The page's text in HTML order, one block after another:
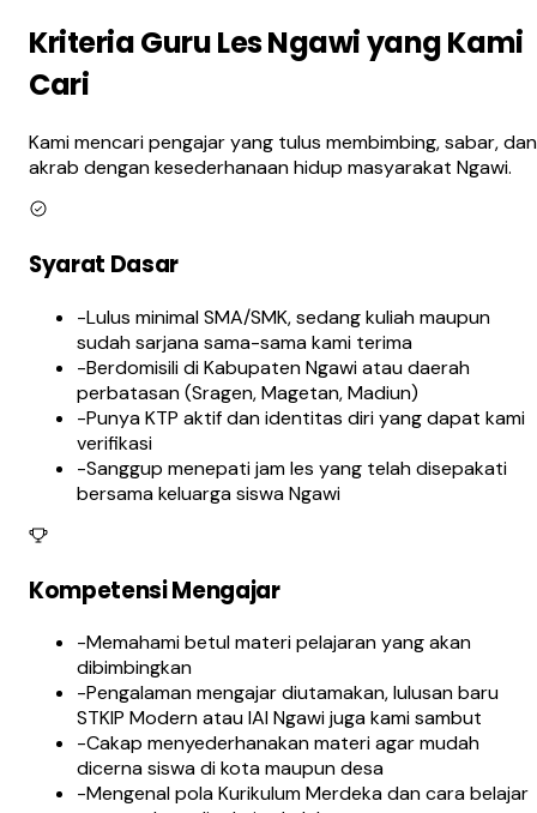
Kriteria Guru Les Ngawi yang Kami
Cari
Kami mencari pengajar yang tulus membimbing, sabar, dan
akrab dengan kesederhanaan hidup masyarakat Ngawi.
Syarat Dasar
-Lulus minimal SMA/SMK, sedang kuliah maupun
sudah sarjana sama-sama kami terima
-Berdomisili di Kabupaten Ngawi atau daerah
perbatasan (Sragen, Magetan, Madiun)
-Punya KTP aktif dan identitas diri yang dapat kami
verifikasi
-Sanggup menepati jam les yang telah disepakati
bersama keluarga siswa Ngawi
Kompetensi Mengajar
-Memahami betul materi pelajaran yang akan
dibimbingkan
-Pengalaman mengajar diutamakan, lulusan baru
STKIP Modern atau IAI Ngawi juga kami sambut
-Cakap menyederhanakan materi agar mudah
dicerna siswa di kota maupun desa
-Mengenal pola Kurikulum Merdeka dan cara belajar